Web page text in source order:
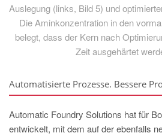
Auslegung (links, Bild 5) und
Die Aminkonzentration in den
belegt, dass der Kern nach
Zeit ausgehärtet
Automatisierte Prozesse. Bessere
Automatic Foundry Solutions hat für
entwickelt, mit dem auf der ebenfalls